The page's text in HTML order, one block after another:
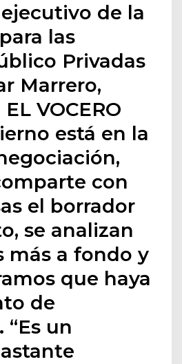
de la
las
Privadas
Marrero,
VOCERO
está en la
con
el borrador
se analizan
más a fondo y
que haya
de
“Es un